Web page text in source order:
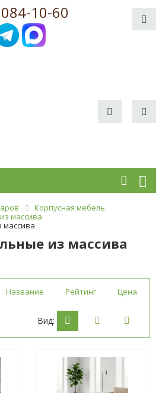
10-60
Корпусная мебель
массива
из массива
Название Рейтинг Цена
Вид: